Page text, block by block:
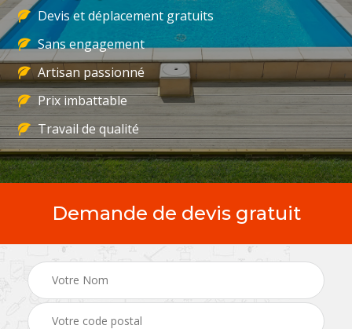
Devis et déplacement gratuits
Sans engagement
Artisan passionné
Prix imbattable
Travail de qualité
Demande de devis gratuit